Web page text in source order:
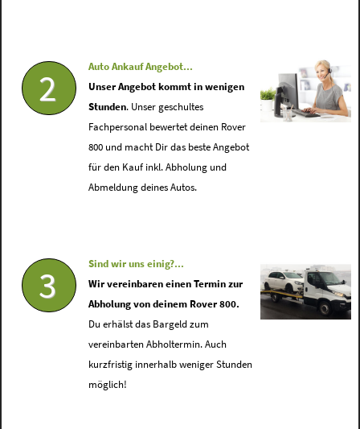
2
Auto Ankauf Angebot...
Unser Angebot kommt in wenigen
Stunden. Unser geschultes
Fachpersonal bewertet deinen Rover
800 und macht Dir das beste Angebot
für den Kauf inkl. Abholung und
Abmeldung deines Autos.
3
Sind wir uns einig?...
Wir vereinbaren einen Termin zur
Abholung von deinem Rover 800.
Du erhälst das Bargeld zum
vereinbarten Abholtermin. Auch
kurzfristig innerhalb weniger Stunden
möglich!